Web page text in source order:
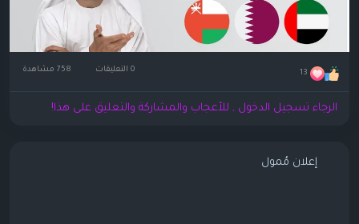
13 0 التعليقات
الرجاء تسجيل الدخول , للأعجاب والمشاركة والتعليق على هذا!
إعلان مُمول